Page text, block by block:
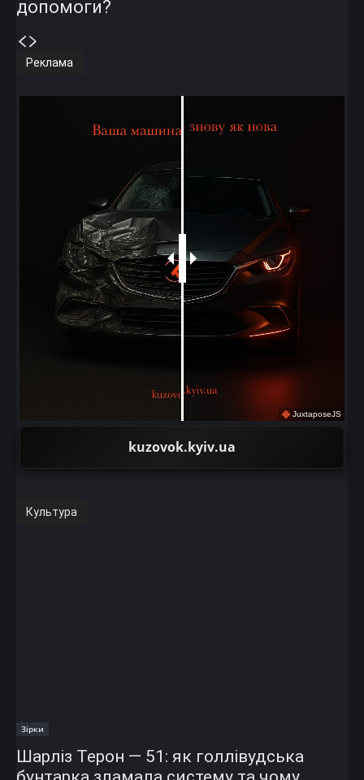
допомоги?
Реклама
JuxtaposeJS
kuzovok.kyiv.ua
Культура
Зірки
Шарліз Терон — 51: як голлівудська